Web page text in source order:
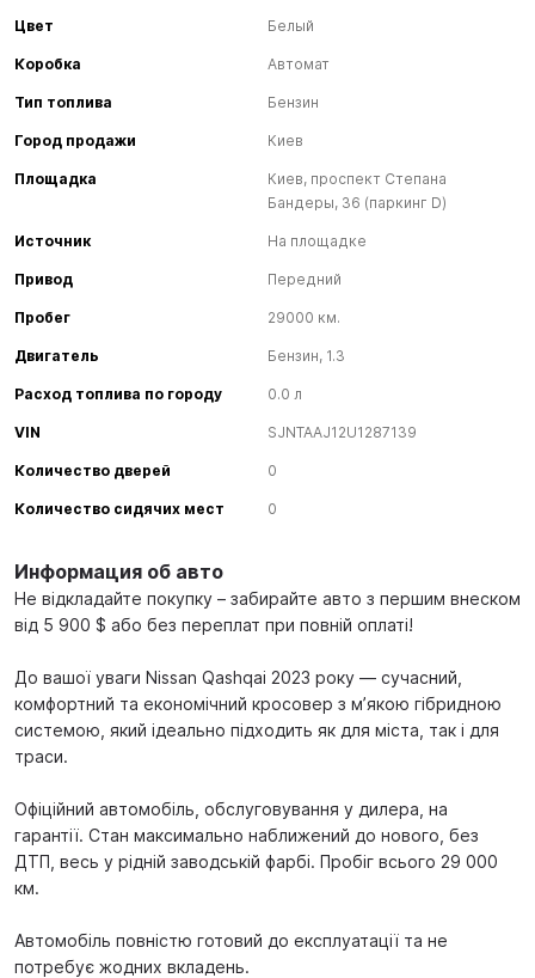
Информация об авто
Не відкладайте покупку – забирайте авто з першим внеском
від 5 900 $ або без переплат при повній оплаті!
До вашої уваги Nissan Qashqai 2023 року — сучасний,
комфортний та економічний кросовер з м’якою гібридною
системою, який ідеально підходить як для міста, так і для
траси.
Офіційний автомобіль, обслуговування у дилера, на
гарантії. Стан максимально наближений до нового, без
ДТП, весь у рідній заводській фарбі. Пробіг всього 29 000
км.
Автомобіль повністю готовий до експлуатації та не
потребує жодних вкладень.
Цвет Белый
Коробка Автомат
Тип топлива Бензин
Город продажи Киев
Площадка
Киев, проспект Степана
Бандеры, 36 (паркинг D)
Источник На площадке
Привод Передний
Пробег 29000 км.
Двигатель Бензин, 1.3
Расход топлива по городу 0.0 л
VIN SJNTAAJ12U1287139
Количество дверей 0
Количество сидячих мест 0